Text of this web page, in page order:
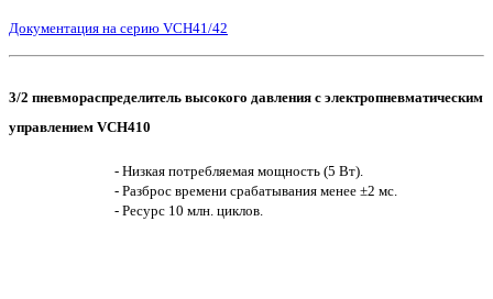
Документация на серию VCH41/42
3/2 пневмораспределитель высокого давления с электропневматическим
управлением VCH410
- Низкая потребляемая мощность (5 Вт).
- Разброс времени срабатывания менее ±2 мс.
- Ресурс 10 млн. циклов.